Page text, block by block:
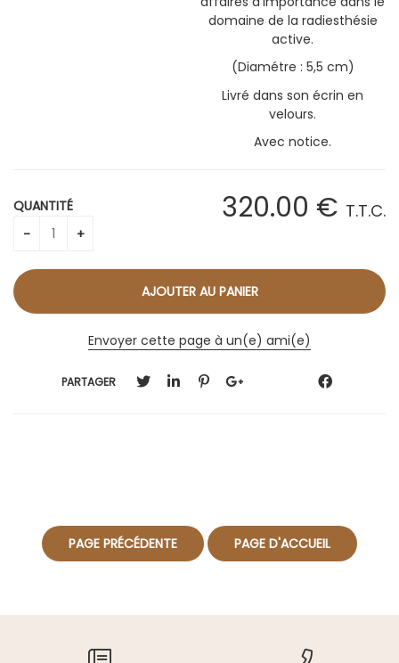
domaine de la radiesthésie
active.
(Diamétre : 5,5 cm)
Livré dans son écrin en
velours.
Avec notice.
320.00 € T.T.C.
QUANTITÉ
Envoyer cette page à un(e) ami(e)
PARTAGER